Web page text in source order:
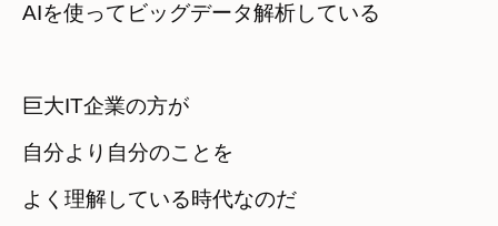
AIを使ってビッグデータ解析している
巨大IT企業の方が
自分より自分のことを
よく理解している時代なのだ